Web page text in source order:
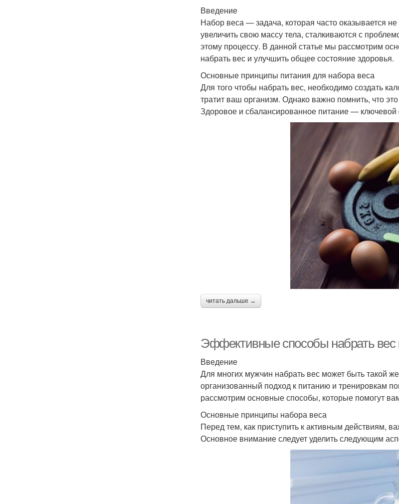
Введение
Набор веса — задача, которая часто оказывается
увеличить свою массу тела, сталкиваются с
этому процессу. В данной статье мы рассмотрим
набрать вес и улучшить общее состояние здоровья.
Основные принципы питания для набора веса
Для того чтобы набрать вес, необходимо создать
тратит ваш организм. Однако важно помнить, что
Здоровое и сбалансированное питание —
читать дальше →
Эффективные способы набрать вес
Введение
Для многих мужчин набрать вес может быть такой
организованный подход к питанию и тренировкам
рассмотрим основные способы, которые помогут
Основные принципы набора веса
Перед тем, как приступить к активным действиям,
Основное внимание следует уделить следующим